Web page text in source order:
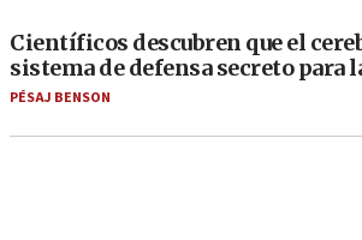
Científicos descubren que el
sistema de defensa secreto para
PÉSAJ BENSON